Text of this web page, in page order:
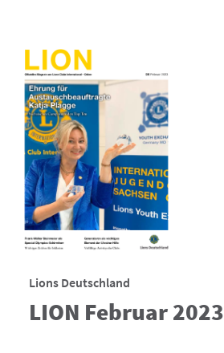
Lions Deutschland
LION Februar 2023